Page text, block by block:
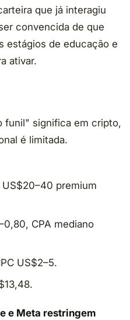
que já interagiu
convencida de que
estágios de educação e
ativar.
funil" significa em cripto,
é limitada.
premium
CPA mediano
US$2–5.
e Meta restringem